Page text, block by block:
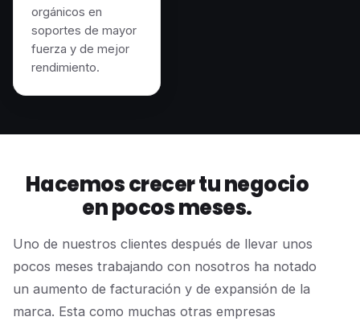
orgánicos en
soportes de mayor
fuerza y de mejor
rendimiento.
Hacemos crecer tu negocio
en pocos meses.
Uno de nuestros clientes después de llevar unos
pocos meses trabajando con nosotros ha notado
un aumento de facturación y de expansión de la
marca. Esta como muchas otras empresas